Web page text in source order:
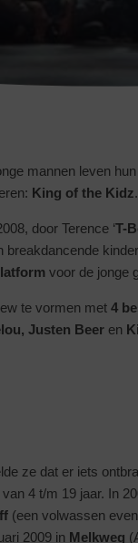
mannen leven
King of the Kidz.
door Terence ‘T-
voor de jonge
te vormen met 4
Justen Beer en
ze dat er iets
4 t/m 19 jaar. In
(een volwassen
2009 in Melkweg